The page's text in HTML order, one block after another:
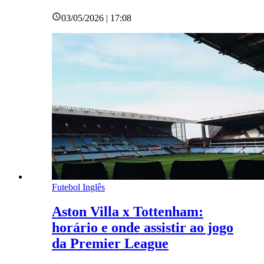
03/05/2026 | 17:08
Futebol Inglês
Aston Villa x Tottenham:
horário e onde assistir ao jogo
da Premier League